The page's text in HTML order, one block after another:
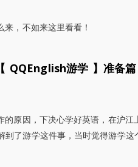
，不如来这里看看！
【 QQEnglish游学 】准备篇
原因，下决心学好英语，在沪江
到了游学这件事，当时觉得游学